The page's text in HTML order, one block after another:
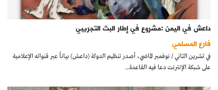
داعش في اليمن :مشروع في إطار البث التجريبي
فارع المسلمي
في تشرين الثاني / نوفمبر الماضي، أصدر تنظيم الدولة (داعش) بياناً عبر قنواته الإعلامية
على شبكة الإنترنت دعا فيه القاعدة...